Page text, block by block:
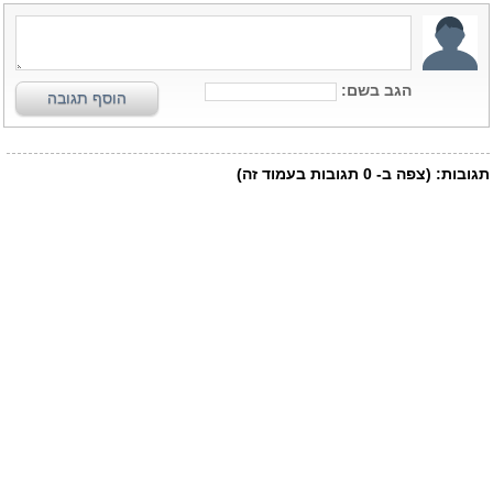
הגב בשם: הוסף תגובה
תגובות: (צפה ב- 0 תגובות בעמוד זה)